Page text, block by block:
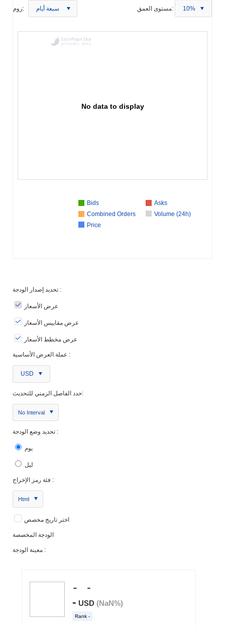
زوم: سبعة أيام مستوى العمق: 10%
No data to display
Bids
Asks
Combined Orders
Volume (24h)
Price
تحديد إصدار الودجة :
عرض الأسعار
عرض مقاييس الأسعار
عرض مخطط الأسعار
عملة العرض الأساسية :
USD
حدد الفاصل الزمني للتحديث:
No Interval
تحديد وضع الودجة :
يوم
ليل
فئة رمز الإخراج :
Html
اختر تاريخ مخصص
الودجة المخصصة
معينة الودجة :